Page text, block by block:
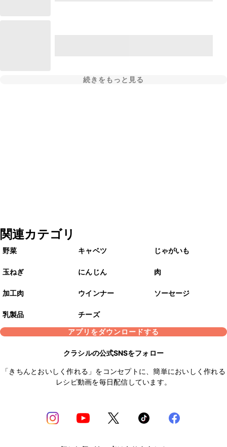
続きをもっと見る
関連カテゴリ
野菜 キャベツ じゃがいも
玉ねぎ にんじん 肉
加工肉 ウインナー ソーセージ
乳製品
チーズ
アプリをダウンロードする
クラシルの公式SNSをフォロー
「きちんとおいしく作れる」をコンセプトに、簡単においしく作れる
レシピ動画を毎日配信しています。